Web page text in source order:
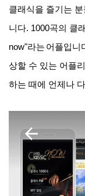
클래식을 즐기는
니다. 1000곡의 클
now"라는 어플입니
상할 수 있는 어플
하는 때에 언제나